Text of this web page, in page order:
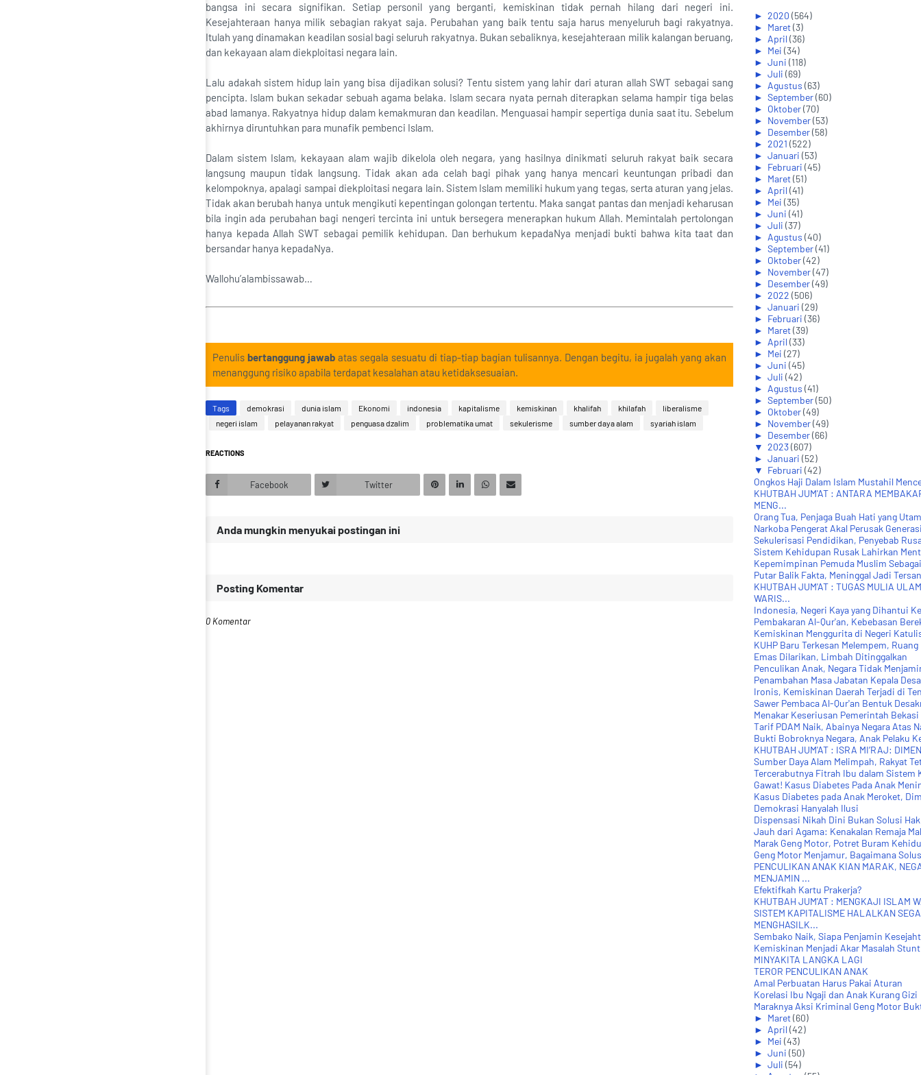
bangsa ini secara signifikan. Setiap personil yang berganti, kemiskinan tidak pernah hilang dari negeri ini.
Kesejahteraan hanya milik sebagian rakyat saja. Perubahan yang baik tentu saja harus menyeluruh bagi rakyatnya.
Itulah yang dinamakan keadilan sosial bagi seluruh rakyatnya. Bukan sebaliknya, kesejahteraan milik kalangan beruang,
dan kekayaan alam diekploitasi negara lain.
Lalu adakah sistem hidup lain yang bisa dijadikan solusi? Tentu sistem yang lahir dari aturan allah SWT sebagai sang
pencipta. Islam bukan sekadar sebuah agama belaka. Islam secara nyata pernah diterapkan selama hampir tiga belas
abad lamanya. Rakyatnya hidup dalam kemakmuran dan keadilan. Menguasai hampir sepertiga dunia saat itu. Sebelum
akhirnya diruntuhkan para munafik pembenci Islam.
Dalam sistem Islam, kekayaan alam wajib dikelola oleh negara, yang hasilnya dinikmati seluruh rakyat baik secara
langsung maupun tidak langsung. Tidak akan ada celah bagi pihak yang hanya mencari keuntungan pribadi dan
kelompoknya, apalagi sampai diekploitasi negara lain. Sistem Islam memiliki hukum yang tegas, serta aturan yang jelas.
Tidak akan berubah hanya untuk mengikuti kepentingan golongan tertentu. Maka sangat pantas dan menjadi keharusan
bila ingin ada perubahan bagi nengeri tercinta ini untuk bersegera menerapkan hukum Allah. Memintalah pertolongan
hanya kepada Allah SWT sebagai pemilik kehidupan. Dan berhukum kepadaNya menjadi bukti bahwa kita taat dan
bersandar hanya kepadaNya.
Wallohu’alambissawab…
Penulis bertanggung jawab atas segala sesuatu di tiap-tiap bagian tulisannya. Dengan begitu, ia jugalah yang akan
menanggung risiko apabila terdapat kesalahan atau ketidaksesuaian.
Tags demokrasi dunia islam Ekonomi indonesia kapitalisme kemiskinan khalifah khilafah
liberalisme
negeri islam
pelayanan rakyat penguasa dzalim problematika umat sekulerisme sumber daya alam syariah islam
REACTIONS
Facebook Twitter
Anda mungkin menyukai postingan ini
Posting Komentar
0 Komentar
► 2020 (564)
► Maret(3)
► April(36)
► Mei (34)
► Juni (118)
► Juli (69)
► Agustus (63)
► September(60)
► Oktober(70)
► November(53)
► Desember(58)
► 2021 (522)
► Januari (53)
► Februari (45)
► Maret(51)
► April(41)
► Mei (35)
► Juni (41)
► Juli (37)
► Agustus (40)
► September(41)
► Oktober(42)
► November(47)
► Desember(49)
► 2022 (506)
► Januari (29)
► Februari (36)
► Maret(39)
► April(33)
► Mei (27)
► Juni (45)
► Juli (42)
► Agustus (41)
► September(50)
► Oktober(49)
► November(49)
► Desember(66)
▼ 2023(607)
► Januari (52)
▼ Februari (42)
Ongkos Haji Dalam Islam Mustahil
KHUTBAH JUM'AT : ANTARA
MENG...
Orang Tua, Penjaga Buah Hati yang
Narkoba Pengerat Akal Perusak
Sekulerisasi Pendidikan, Penyebab
Sistem Kehidupan Rusak Lahirkan
Kepemimpinan Pemuda Muslim
Putar Balik Fakta, Meninggal Jadi
KHUTBAH JUM'AT : TUGAS MULIA
WARIS...
Indonesia, Negeri Kaya yang Dihantui
Pembakaran Al-Qur'an, Kebebasan
Kemiskinan Menggurita di Negeri
KUHP Baru Terkesan Melempem,
Emas Dilarikan, Limbah Ditinggalkan
Penculikan Anak, Negara Tidak
Penambahan Masa Jabatan Kepala
Ironis, Kemiskinan Daerah Terjadi di
Sawer Pembaca Al-Qur'an Bentuk
Menakar Keseriusan Pemerintah
Tarif PDAM Naik, Abainya Negara Atas
Bukti Bobroknya Negara, Anak Pelaku
KHUTBAH JUM'AT : ISRA MI’RAJ:
Sumber Daya Alam Melimpah, Rakyat
Tercerabutnya Fitrah Ibu dalam Sistem
Gawat! Kasus Diabetes Pada Anak
Kasus Diabetes pada Anak Meroket,
Demokrasi Hanyalah Ilusi
Dispensasi Nikah Dini Bukan Solusi
Jauh dari Agama: Kenakalan Remaja
Marak Geng Motor, Potret Buram
Geng Motor Menjamur, Bagaimana
PENCULIKAN ANAK KIAN MARAK,
MENJAMIN ...
Efektifkah Kartu Prakerja?
KHUTBAH JUM'AT : MENGKAJI ISLAM
SISTEM KAPITALISME HALALKAN
MENGHASILK...
Sembako Naik, Siapa Penjamin
Kemiskinan Menjadi Akar Masalah
MINYAKITA LANGKA LAGI
TEROR PENCULIKAN ANAK
Amal Perbuatan Harus Pakai Aturan
Korelasi Ibu Ngaji dan Anak Kurang Gizi
Maraknya Aksi Kriminal Geng Motor
► Maret(60)
► April(42)
► Mei (43)
► Juni (50)
► Juli (54)